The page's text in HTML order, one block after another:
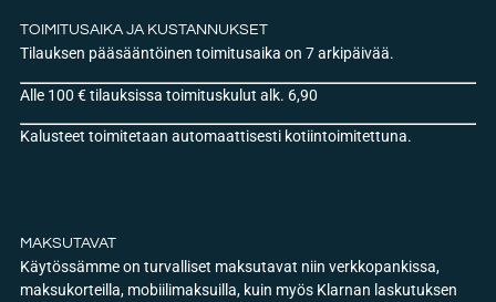
TOIMITUSAIKA JA KUSTANNUKSET
Tilauksen pääsääntöinen toimitusaika on 7 arkipäivää.
Alle 100 € tilauksissa toimituskulut alk. 6,90
Kalusteet toimitetaan automaattisesti kotiintoimitettuna.
MAKSUTAVAT
Käytössämme on turvalliset maksutavat niin verkkopankissa,
maksukorteilla, mobiilimaksuilla, kuin myös Klarnan laskutuksen